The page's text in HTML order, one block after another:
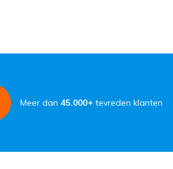
Meer dan 45.000+ tevreden klanten